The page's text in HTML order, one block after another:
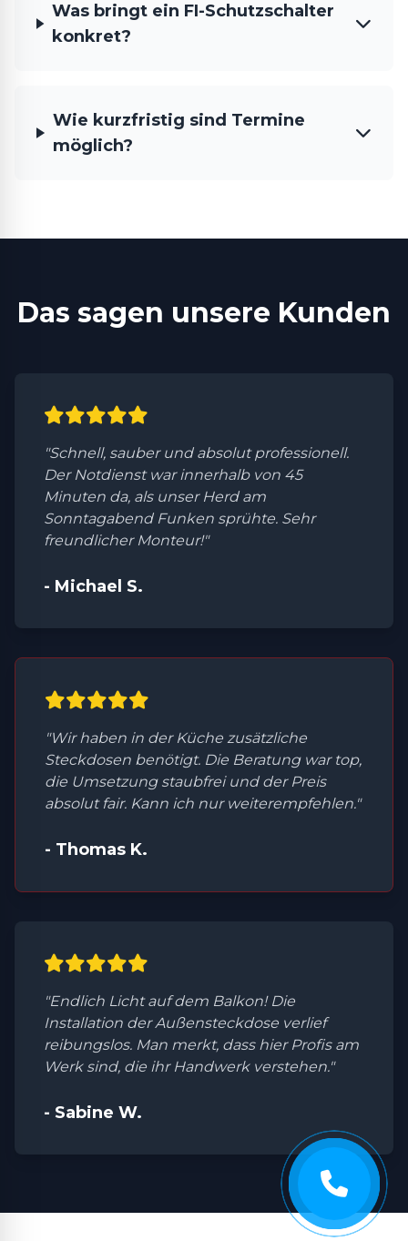
Was bringt ein FI-Schutzschalter
konkret?
Wie kurzfristig sind Termine
möglich?
Das sagen unsere Kunden
"Schnell, sauber und absolut professionell.
Der Notdienst war innerhalb von 45
Minuten da, als unser Herd am
Sonntagabend Funken sprühte. Sehr
freundlicher Monteur!"
- Michael S.
"Wir haben in der Küche zusätzliche
Steckdosen benötigt. Die Beratung war top,
die Umsetzung staubfrei und der Preis
absolut fair. Kann ich nur weiterempfehlen."
- Thomas K.
"Endlich Licht auf dem Balkon! Die
Installation der Außensteckdose verlief
reibungslos. Man merkt, dass hier Profis am
Werk sind, die ihr Handwerk verstehen."
- Sabine W.